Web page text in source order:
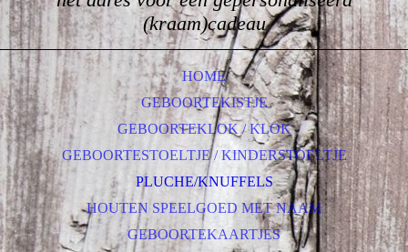
(kraam)cadeau
HOME
GEBOORTEKISTJE
GEBOORTEKLOK / KLOK
GEBOORTESTOELTJE / KINDERSTOELTJE
PLUCHE/KNUFFELS
HOUTEN SPEELGOED MET NAAM
GEBOORTEKAARTJES